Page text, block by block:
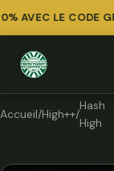
AVEC LE CODE
Accueil/High++/
Hash
High